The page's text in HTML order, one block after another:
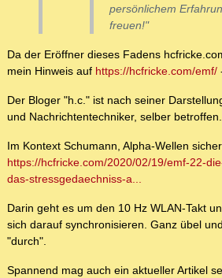
persönlichem
freuen!"
Da der Eröffner dieses Fadens
mein Hinweis auf https://hcfricke.com/emf/
Der Bloger "h.c." ist nach seiner
und Nachrichtentechniker, selber betroffen.
Im Kontext Schumann, Alpha-Wellen
https://hcfricke.com/2020/02/19/emf-22-
das-stressgedaechniss-a...
Darin geht es um den 10 Hz WLAN-Takt
sich darauf synchronisieren. Ganz übel
"durch".
Spannend mag auch ein aktueller Artikel